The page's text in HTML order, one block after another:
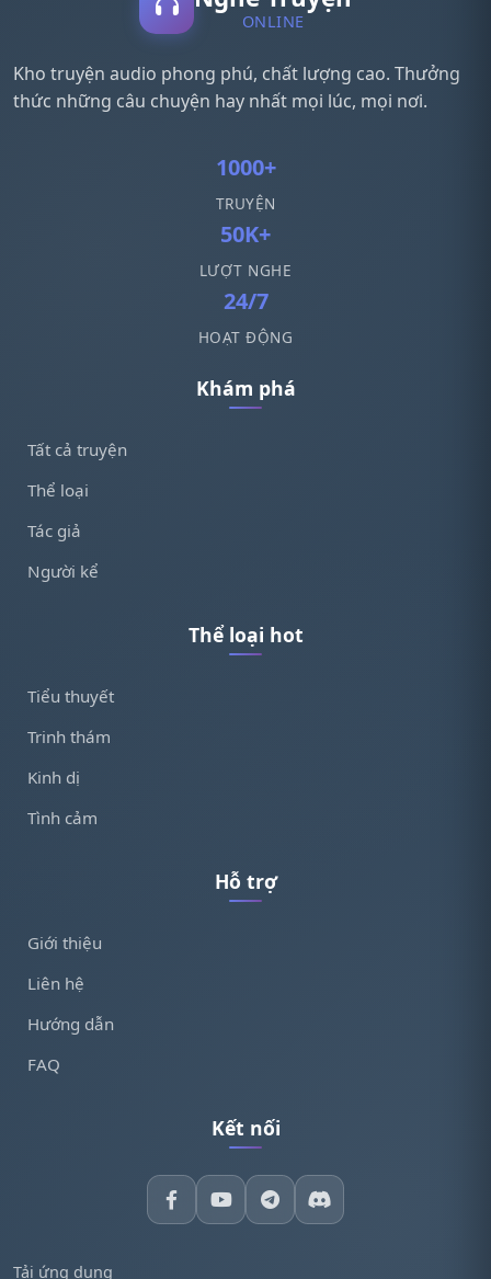
ONLINE
Kho truyện audio phong phú, chất lượng cao. Thưởng
thức những câu chuyện hay nhất mọi lúc, mọi nơi.
1000+
TRUYỆN
50K+
LƯỢT NGHE
24/7
HOẠT ĐỘNG
Khám phá
Tất cả truyện
Thể loại
Tác giả
Người kể
Thể loại hot
Tiểu thuyết
Trinh thám
Kinh dị
Tình cảm
Hỗ trợ
Giới thiệu
Liên hệ
Hướng dẫn
FAQ
Kết nối
Tải ứng dụng